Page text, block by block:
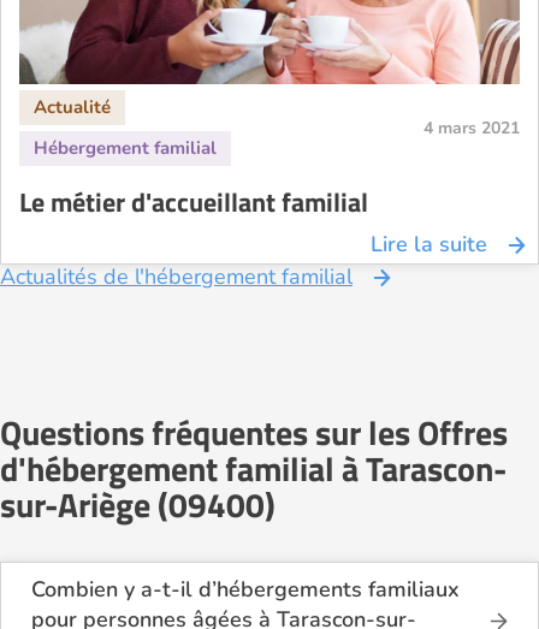
4 mars 2021
Le métier d'accueillant familial
Lire la suite
Actualités de l'hébergement familial
Questions fréquentes sur les Offres
d'hébergement familial à Tarascon-
sur-Ariège (09400)
Combien y a-t-il d’hébergements familiaux
pour personnes âgées à Tarascon-sur-